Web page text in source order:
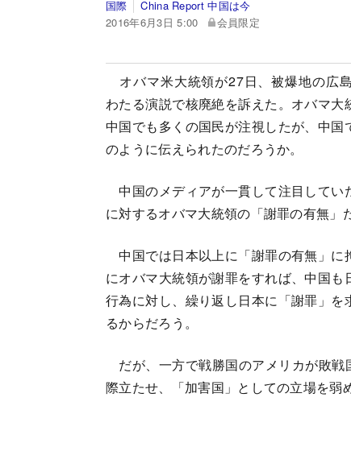
国際
China Report 中国は今
2016年6月3日 5:00
会員限定
オバマ米大統領が27日、被爆地の広
わたる演説で核廃絶を訴えた。オバマ大
中国でも多くの国民が注視したが、中国
のように伝えられたのだろうか。
中国のメディアが一貫して注目してい
に対するオバマ大統領の「謝罪の有無」
中国では日本以上に「謝罪の有無」に
にオバマ大統領が謝罪をすれば、中国も
行為に対し、繰り返し日本に「謝罪」を
るからだろう。
だが、一方で戦勝国のアメリカが敗戦
際立たせ、「加害国」としての立場を弱